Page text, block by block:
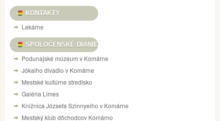
KONTAKTY
Lekárne
SPOLOČENSKÉ DIANIE
Podunajské múzeum v Komárne
Jókaiho divadlo v Komárne
Mestské kultúrne stredisko
Galéria Limes
Knižnica Józsefa Szinnyeiho v Komárne
Mestský klub dôchodcov Komárno